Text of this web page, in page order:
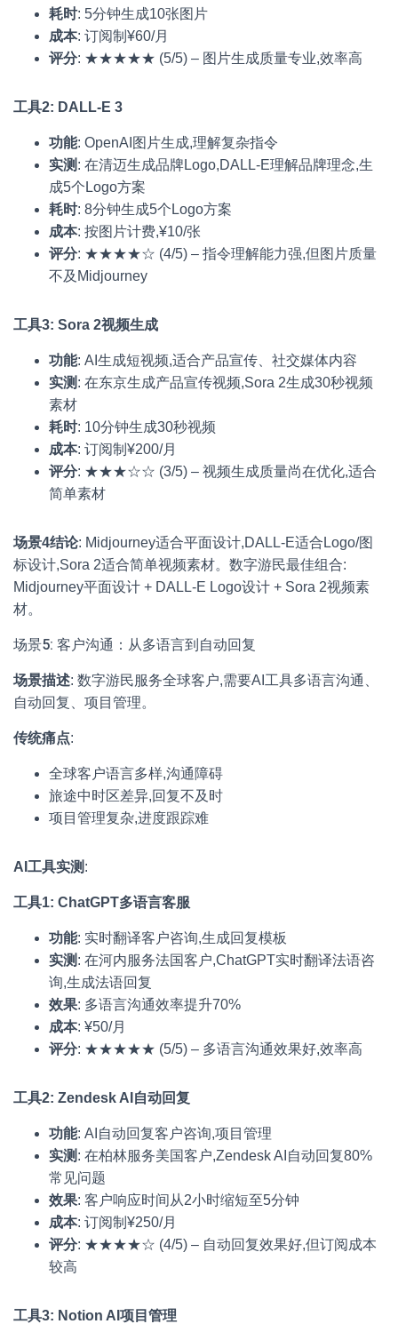
耗时: 5分钟生成10张图片
成本: 订阅制¥60/月
评分: ★★★★★ (5/5) – 图片生成质量专业,效率高
工具2: DALL-E 3
功能: OpenAI图片生成,理解复杂指令
实测 : 在清迈生成品牌Logo,DALL-E理解品牌理念,生
成5个Logo方案
耗时: 8分钟生成5个Logo方案
成本: 按图片计费,¥10/张
评分: ★★★★☆ (4/5) – 指令理解能力强,但图片质量
不及Midjourney
工具3: Sora 2视频生成
功能: AI生成短视频,适合产品宣传、社交媒体内容
实测 : 在东京生成产品宣传视频,Sora 2生成30秒视频
素材
耗时: 10分钟生成30秒视频
成本: 订阅制¥200/月
评分: ★★★☆☆ (3/5) – 视频生成质量尚在优化,适合
简单素材
场景4结论: Midjourney适合平面设计,DALL-E适合Logo/图
标设计,Sora 2适合简单视频素材。数字游民最佳组合:
Midjourney平面设计 + DALL-E Logo设计 + Sora 2视频素
材。
场景5: 客户沟通：从多语言到自动回复
场景描述: 数字游民服务全球客户,需要AI工具多语言沟通、
自动回复、项目管理。
传统痛点:
全球客户语言多样,沟通障碍
旅途中时区差异,回复不及时
项目管理复杂,进度跟踪难
AI工具实测 :
工具1: ChatGPT多语言客服
功能: 实时翻译客户咨询,生成回复模板
实测 : 在河内服务法国客户,ChatGPT实时翻译法语咨
询,生成法语回复
效果: 多语言沟通效率提升70%
成本: ¥50/月
评分: ★★★★★ (5/5) – 多语言沟通效果好,效率高
工具2: Zendesk AI自动回复
功能: AI自动回复客户咨询,项目管理
实测 : 在柏林服务美国客户,Zendesk AI自动回复80%
常见问题
效果: 客户响应时间从2小时缩短至5分钟
成本: 订阅制¥250/月
评分: ★★★★☆ (4/5) – 自动回复效果好,但订阅成本
较高
工具3: Notion AI项目管理